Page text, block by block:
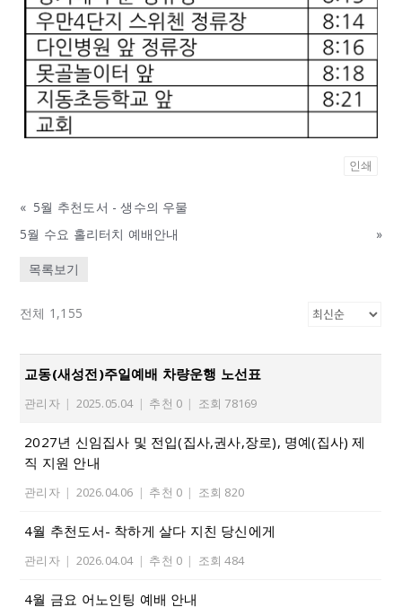
인쇄
« 5월 추천도서 - 생수의 우물
5월 수요 홀리터치 예배안내
»
목록보기
전체 1,155
교동(새성전)주일예배 차량운행 노선표
관리자 | 2025.05.04 | 추천 0 | 조회 78169
2027년 신임집사 및 전입(집사,권사,장로), 명예(집사) 제
직 지원 안내
관리자 | 2026.04.06 | 추천 0 | 조회 820
4월 추천도서- 착하게 살다 지친 당신에게
관리자 | 2026.04.04 | 추천 0 | 조회 484
4월 금요 어노인팅 예배 안내